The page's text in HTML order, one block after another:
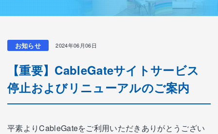
お知らせ 2024年06月06日
【重要】CableGateサイトサービス
停止およびリニューアルのご案内
平素よりCableGateをご利用いただきありがとうござい